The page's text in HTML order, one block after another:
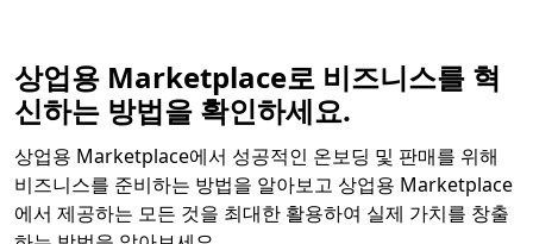
상업용 Marketplace로 비즈니스를 혁
신하는 방법을 확인하세요.
상업용 Marketplace에서 성공적인 온보딩 및 판매를 위해
비즈니스를 준비하는 방법을 알아보고 상업용 Marketplace
에서 제공하는 모든 것을 최대한 활용하여 실제 가치를 창출